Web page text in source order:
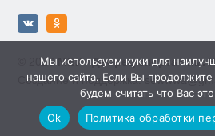
© 2026 МБУ «Дворец спорта» им.
Создание и поддержка:
Мы используем куки для
нашего сайта. Если Вы продолжите
будем считать что Вас
Ok
Политика обработки